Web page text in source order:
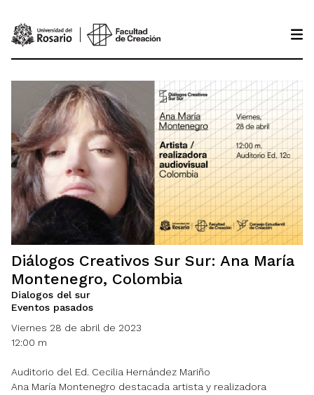
Diálogos Creativos Sur Sur: Ana María
Montenegro, Colombia
Dialogos del sur
Eventos pasados
Viernes 28 de abril de 2023
12:00 m
Auditorio del Ed. Cecilia Hernández Mariño
Ana María Montenegro destacada artista y realizadora